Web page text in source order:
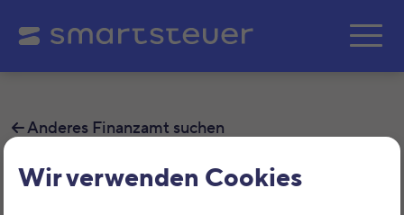
Wir verwenden Cookies
Zum Hauptinhalt
Anderes Finanzamt suchen
Finanzamt Göttingen